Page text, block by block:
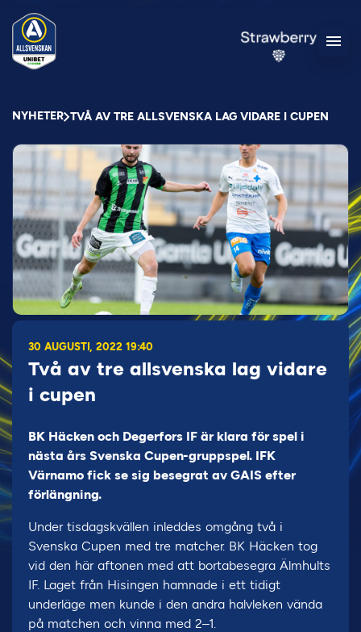
NYHETER TVÅ AV TRE ALLSVENSKA LAG VIDARE I CUPEN
30 AUGUSTI, 2022 19:40
Två av tre allsvenska lag vidare
i cupen
BK Häcken och Degerfors IF är klara för spel i
nästa års Svenska Cupen-gruppspel. IFK
Värnamo fick se sig besegrat av GAIS efter
förlängning.
Under tisdagskvällen inleddes omgång två i
Svenska Cupen med tre matcher. BK Häcken tog
vid den här aftonen med att bortabesegra Älmhults
IF. Laget från Hisingen hamnade i ett tidigt
underläge men kunde i den andra halvleken vända
på matchen och vinna med 2–1.